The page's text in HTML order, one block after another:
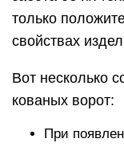
только
свойствах
Вот несколько
кованых ворот:
При